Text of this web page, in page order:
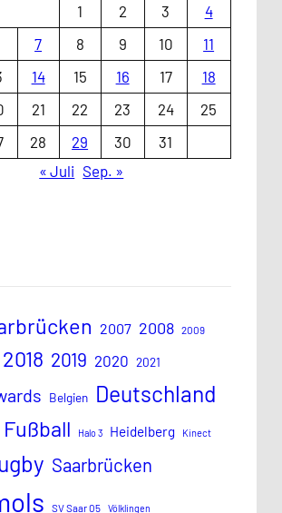
1
2 3
4
7 8 9 10
11
14 15 16 17
18
21 22 23 24
25
28 29 30
31
« Juli Sep. »
2007 2008 2009
2018 2019 2020 2021
Belgien Deutschland
Fußball Halo 3 Heidelberg Kinect
Saarbrücken
SV Saar 05 Völklingen